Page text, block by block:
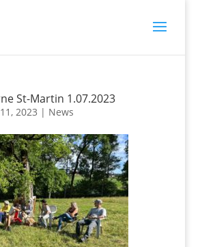
St-Martin 1.07.2023
2023 | News